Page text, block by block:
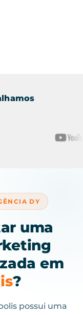
CRM-SC
DY
uma
em
?
possui uma